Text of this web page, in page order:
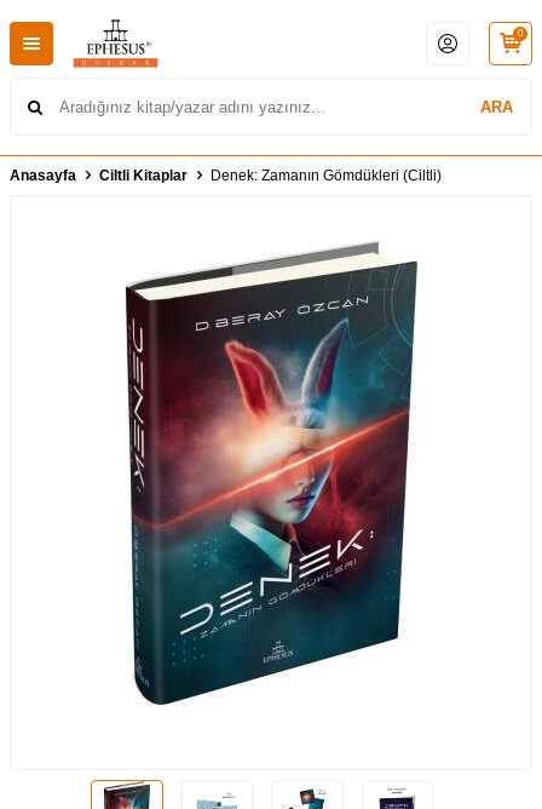
ARA
0
Anasayfa Ciltli Kitaplar Denek: Zamanın Gömdükleri (Ciltli)